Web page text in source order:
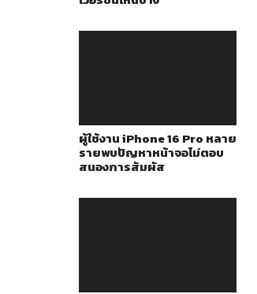
ผู้ใช้งาน iPhone 16 Pro หลาย
รายพบปัญหาหน้าจอไม่ตอบ
สนองการสัมผัส